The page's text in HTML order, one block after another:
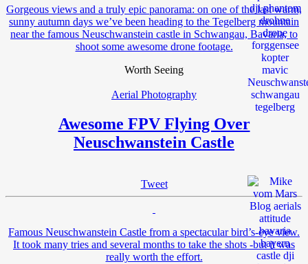
Gorgeous views and a truly epic panorama: on one of the last warm,
sunny autumn days we’ve been heading to the Tegelberg mountain
near the famous Neuschwanstein castle in Schwangau, Bavaria, to
shoot some awesome drone footage.
Worth Seeing
Aerial Photography
Awesome FPV Flying Over
Neuschwanstein Castle
Tweet
Famous Neuschwanstein Castle from a spectacular bird’s-eye view.
It took many tries and several months to take the shots -but it was
really worth the effort.